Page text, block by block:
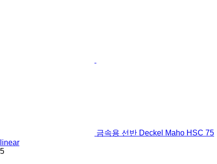
금속용 선반 Deckel Maho HSC 75
linear
5